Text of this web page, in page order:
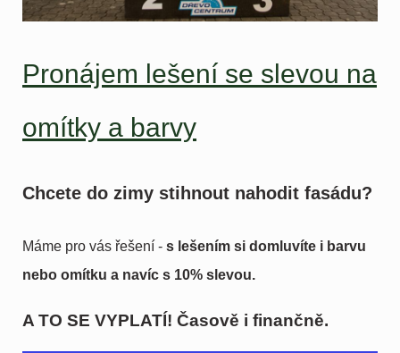
Pronájem lešení se slevou na
omítky a barvy
Chcete do zimy stihnout nahodit fasádu?
Máme pro vás řešení - s lešením si domluvíte i barvu
nebo omítku a navíc s 10% slevou.
A TO SE VYPLATÍ! Časově i finančně.